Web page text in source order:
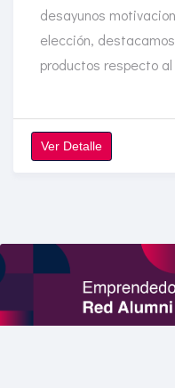
desayunos
elección,
productos respecto
Ver Detalle